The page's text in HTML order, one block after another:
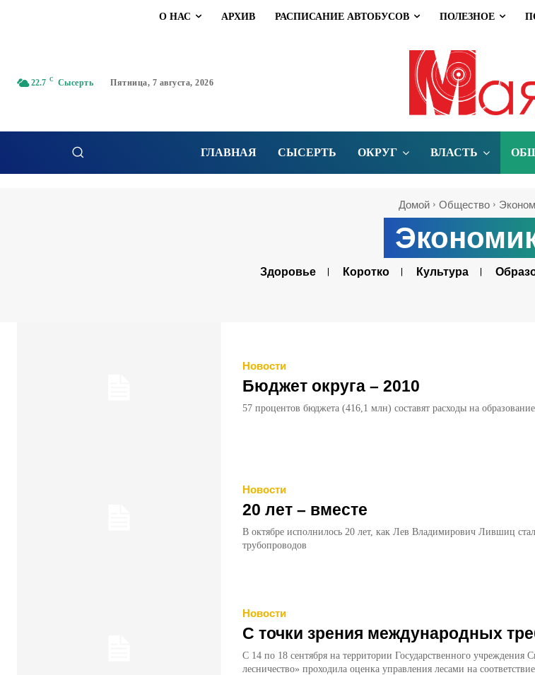
О НАС АРХИВ РАСПИСАНИЕ АВТОБУСОВ ПОЛЕЗНОЕ
22.7 C Сысерть Пятница, 7 августа, 2026
ГЛАВНАЯ СЫСЕРТЬ ОКРУГ ВЛАСТЬ
Домой Общество
Здоровье Коротко Культура
Новости
Бюджет округа – 2010
57 процентов бюджета (416,1 млн) составят расходы на образование
Новости
20 лет – вместе
В октябре исполнилось 20 лет, как Лев Владимирович Лившиц
трубопроводов
Новости
С точки зрения международных
С 14 по 18 сентября на территории Государственного учреждения
лесничество» проходила оценка управления лесами на